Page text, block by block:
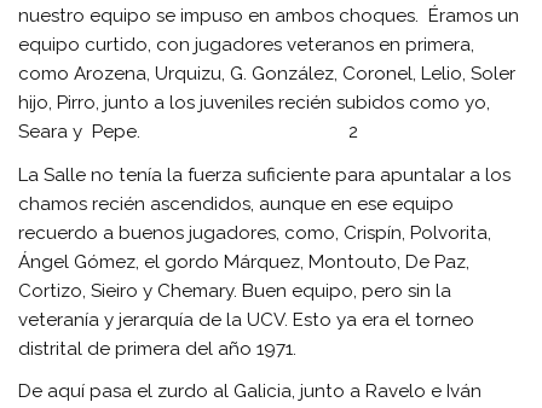
nuestro equipo se impuso en ambos choques. Éramos un
equipo curtido, con jugadores veteranos en primera,
como Arozena, Urquizu, G. González, Coronel, Lelio, Soler
hijo, Pirro, junto a los juveniles recién subidos como yo,
Seara y Pepe. 2
La Salle no tenía la fuerza suficiente para apuntalar a los
chamos recién ascendidos, aunque en ese equipo
recuerdo a buenos jugadores, como, Crispín, Polvorita,
Ángel Gómez, el gordo Márquez, Montouto, De Paz,
Cortizo, Sieiro y Chemary. Buen equipo, pero sin la
veteranía y jerarquía de la UCV. Esto ya era el torneo
distrital de primera del año 1971.
De aquí pasa el zurdo al Galicia, junto a Ravelo e Iván